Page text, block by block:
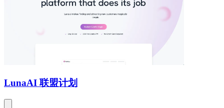
LunaAI 联盟计划